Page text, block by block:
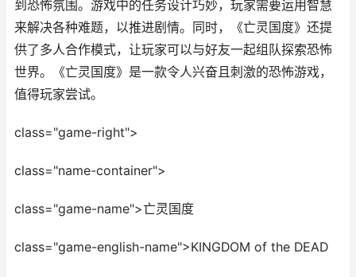
到恐怖氛围。游戏中的任务设计巧妙，玩家需要运用智慧
来解决各种难题，以推进剧情。同时，《亡灵国度》还提
供了多人合作模式，让玩家可以与好友一起组队探索恐怖
世界。《亡灵国度》是一款令人兴奋且刺激的恐怖游戏，
值得玩家尝试。
class="game-right">
class="name-container">
class="game-name">亡灵国度
class="game-english-name">KINGDOM of the DEAD